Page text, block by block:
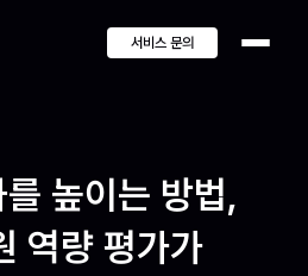
서비스 문의
높이는 방법,
역량 평가가